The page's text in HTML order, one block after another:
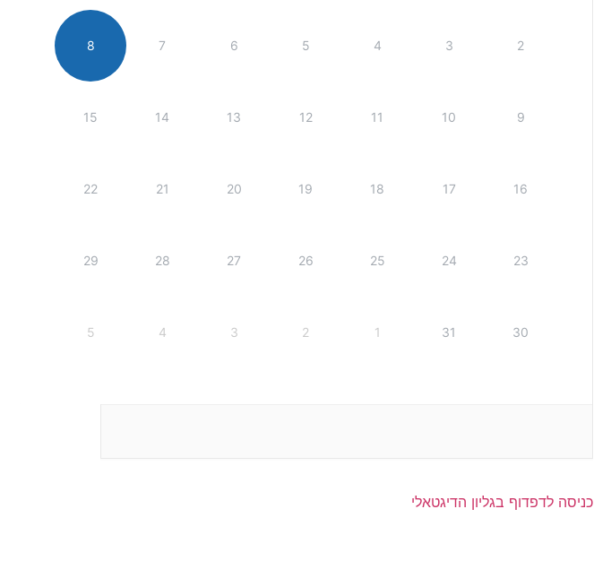
2
3
4
5
6
7
8
9
10
11
12
13
14
15
16
17
18
19
20
21
22
23
24
25
26
27
28
29
30
31
1
2
3
4
5
כניסה לדפדוף בגליון הדיגטאלי